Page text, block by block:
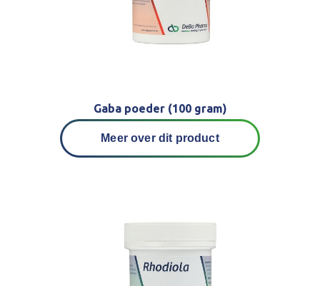
Gaba poeder (100 gram)
Meer over dit product